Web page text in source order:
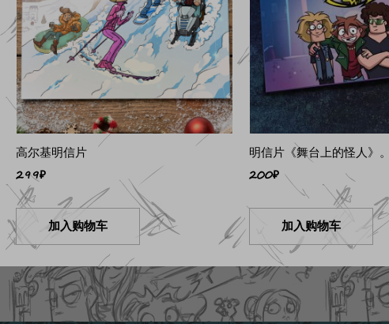
高尔基明信片
299₽
加入购物车
明信片《舞台上的怪人》。
200₽
加入购物车